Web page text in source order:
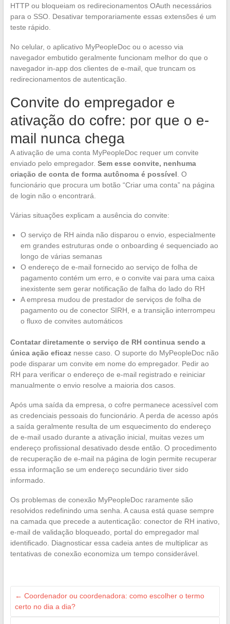
HTTP ou bloqueiam os redirecionamentos OAuth necessários
para o SSO. Desativar temporariamente essas extensões é um
teste rápido.
No celular, o aplicativo MyPeopleDoc ou o acesso via
navegador embutido geralmente funcionam melhor do que o
navegador in-app dos clientes de e-mail, que truncam os
redirecionamentos de autenticação.
Convite do empregador e
ativação do cofre: por que o e-
mail nunca chega
A ativação de uma conta MyPeopleDoc requer um convite
enviado pelo empregador. Sem esse convite, nenhuma
criação de conta de forma autônoma é possível. O
funcionário que procura um botão “Criar uma conta” na página
de login não o encontrará.
Várias situações explicam a ausência do convite:
O serviço de RH ainda não disparou o envio, especialmente
em grandes estruturas onde o onboarding é sequenciado ao
longo de várias semanas
O endereço de e-mail fornecido ao serviço de folha de
pagamento contém um erro, e o convite vai para uma caixa
inexistente sem gerar notificação de falha do lado do RH
A empresa mudou de prestador de serviços de folha de
pagamento ou de conector SIRH, e a transição interrompeu
o fluxo de convites automáticos
Contatar diretamente o serviço de RH continua sendo a
única ação eficaznesse caso. O suporte do MyPeopleDoc não
pode disparar um convite em nome do empregador. Pedir ao
RH para verificar o endereço de e-mail registrado e reiniciar
manualmente o envio resolve a maioria dos casos.
Após uma saída da empresa, o cofre permanece acessível com
as credenciais pessoais do funcionário. A perda de acesso após
a saída geralmente resulta de um esquecimento do endereço
de e-mail usado durante a ativação inicial, muitas vezes um
endereço profissional desativado desde então. O procedimento
de recuperação de e-mail na página de login permite recuperar
essa informação se um endereço secundário tiver sido
informado.
Os problemas de conexão MyPeopleDoc raramente são
resolvidos redefinindo uma senha. A causa está quase sempre
na camada que precede a autenticação: conector de RH inativo,
e-mail de validação bloqueado, portal do empregador mal
identificado. Diagnosticar essa cadeia antes de multiplicar as
tentativas de conexão economiza um tempo considerável.
← Coordenador ou coordenadora: como escolher o termo
certo no dia a dia?